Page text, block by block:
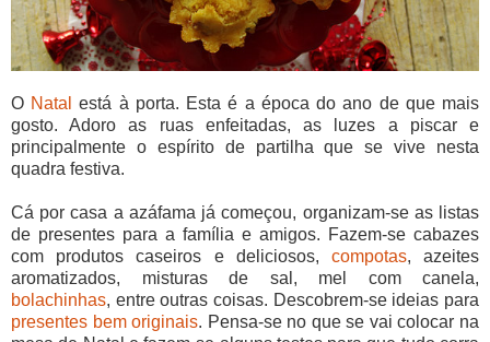
O Natal
está à porta. Esta é a época do ano de que mais
gosto. Adoro as ruas enfeitadas, as luzes a piscar e
principalmente o espírito de partilha que se vive nesta
quadra festiva.
Cá por casa a azáfama já começou, organizam-se as listas
de presentes para a família e amigos. Fazem-se cabazes
com produtos caseiros e deliciosos, compotas, azeites
aromatizados, misturas de sal, mel com canela,
bolachinhas, entre outras coisas. Descobrem-se ideias para
presentes bem originais. Pensa-se no que se vai colocar na